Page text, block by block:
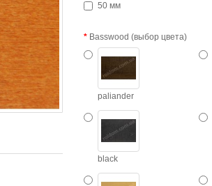
50 мм
Basswood (выбор цвета)
paliander
black